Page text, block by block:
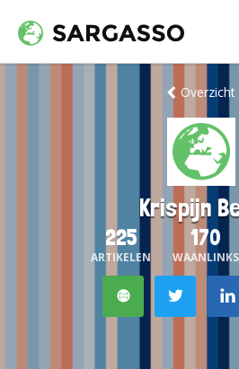
Overzicht
Krispijn
225
ARTIKELEN
170
WAANLINKS